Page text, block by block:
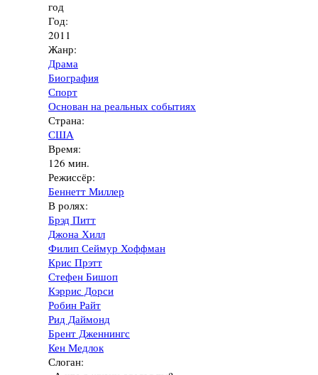
Год:
2011
Жанр:
Драма
Биография
Спорт
Основан на реальных событиях
Страна:
США
Время:
126 мин.
Режиссёр:
Беннетт Миллер
В ролях:
Брэд Питт
Джона Хилл
Филип Сеймур Хоффман
Крис Прэтт
Стефен Бишоп
Кэррис Дорси
Робин Райт
Рид Даймонд
Брент Дженнингс
Кен Медлок
Слоган: